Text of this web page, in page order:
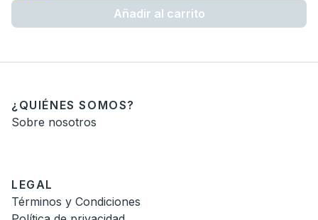
Añadir al carrito
¿QUIÉNES SOMOS?
Sobre nosotros
LEGAL
Términos y Condiciones